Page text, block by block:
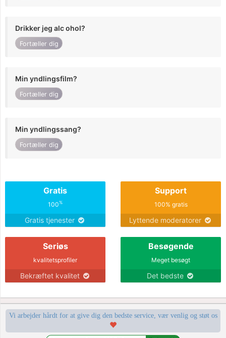
Drikker jeg alc ohol?
Fortæller dig
Min yndlingsfilm?
Fortæller dig
Min yndlingssang?
Fortæller dig
Gratis
100%
Gratis tjenester
Support
100% gratis
Lyttende moderatorer
Seriøs
kvalitetsprofiler
Bekræftet kvalitet
Besøgende
Meget besøgt
Det bedste
Vi arbejder hårdt for at give dig den bedste service, vær venlig og støt os